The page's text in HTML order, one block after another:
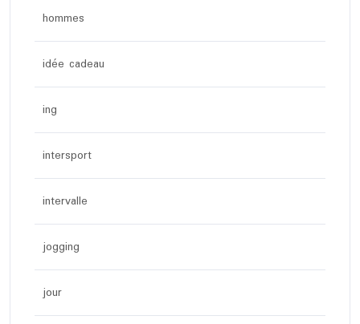
hommes
idée cadeau
ing
intersport
intervalle
jogging
jour